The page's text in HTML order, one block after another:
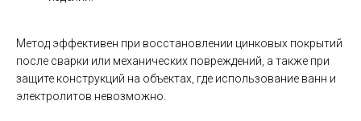
Метод эффективен при восстановлении цинковых покрытий
после сварки или механических повреждений, а также при
защите конструкций на объектах, где использование ванн и
электролитов невозможно.